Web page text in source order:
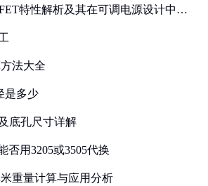
特性解析及其在可调电源设计中的
法大全
是多少
底孔尺寸详解
否用3205或3505代换
重量计算与应用分析